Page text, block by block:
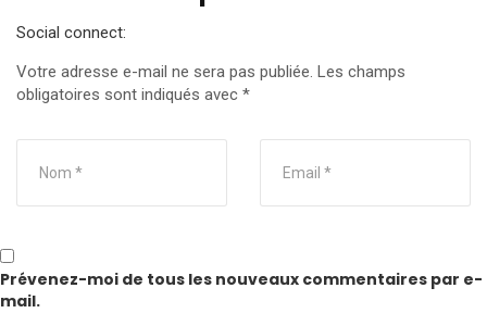
Social connect:
Votre adresse e-mail ne sera pas publiée. Les champs
obligatoires sont indiqués avec *
Prévenez-moi de tous les nouveaux commentaires par e-
mail.